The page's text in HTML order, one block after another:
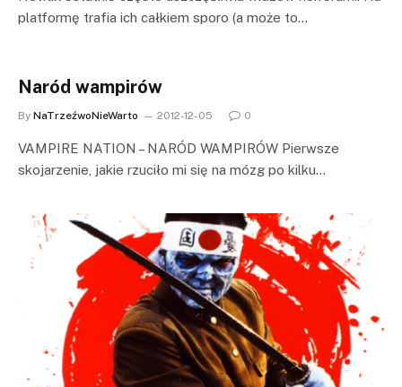
platformę trafia ich całkiem sporo (a może to…
Naród wampirów
By NaTrzeźwoNieWarto 2012-12-05 0
VAMPIRE NATION – NARÓD WAMPIRÓW Pierwsze
skojarzenie, jakie rzuciło mi się na mózg po kilku…